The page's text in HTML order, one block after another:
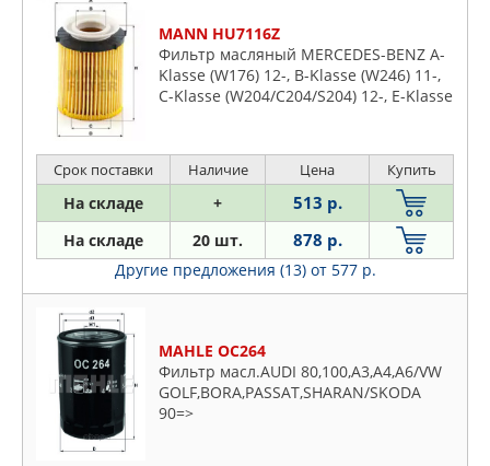
MEAT & DORIA
MECAFILTER
MERCEDES
METACO
METALCAUCHO
METZGER
MEYLE
MFILTER
MILES
MITSUBISHI
MOTORCRAFT
NAC
NAKAMOTO
NAKAYAMA
NEVSKY FILTER
NIPPARTS
MANN HU7116Z
Фильтр масляный MERCEDES-BENZ A-
Klasse (W176) 12-, B-Klasse (W246) 11-,
C-Klasse (W204/C204/S204) 12-, E-Klasse
Срок поставки Наличие Цена Купить
На складе + 513 р.
На складе 20 шт. 878 р.
Другие предложения (13) от 577 р.
MAHLE OC264
Фильтр масл.AUDI 80,100,A3,A4,A6/VW
GOLF,BORA,PASSAT,SHARAN/SKODA
90=>